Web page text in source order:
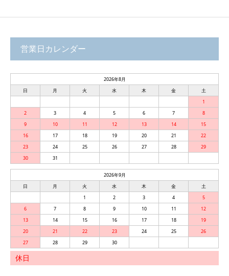
営業日カレンダー
2026年8月
日
月 火 水 木 金
土
1
2
3 4 5 6 7
8
9
10 11 12 13 14
15
16
17 18 19 20 21
22
23
24 25 26 27 28
29
30
31
2026年9月
日
月 火 水 木 金
土
1
2 3 4
5
6
7 8 9 10 11
12
13
14 15 16 17 18
19
20
21 22 23 24 25
26
27
28 29 30
休日